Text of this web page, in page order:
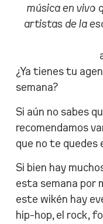
música en vivo
artistas de la
¿Ya tienes tu
semana?
Si aún no sabes
recomendamos
que no te quedes
Si bien hay
esta semana por
este wikén hay
hip-hop, el rock,